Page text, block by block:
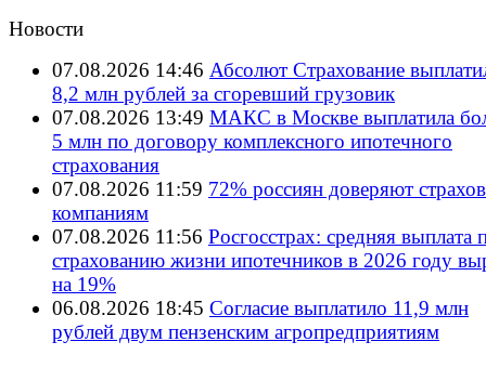
Новости
07.08.2026 14:46 Абсолют Страхование
8,2 млн рублей за сгоревший грузовик
07.08.2026 13:49 МАКС в Москве выплатила
5 млн по договору комплексного ипотечного
страхования
07.08.2026 11:59 72% россиян доверяют
компаниям
07.08.2026 11:56 Росгосстрах: средняя выплата
страхованию жизни ипотечников в 2026 году
на 19%
06.08.2026 18:45 Согласие выплатило 11,9 млн
рублей двум пензенским агропредприятиям